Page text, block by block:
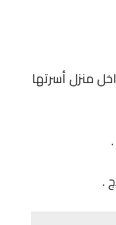
تضع حدا لحياتها ،داخل منزل أسرتها
.